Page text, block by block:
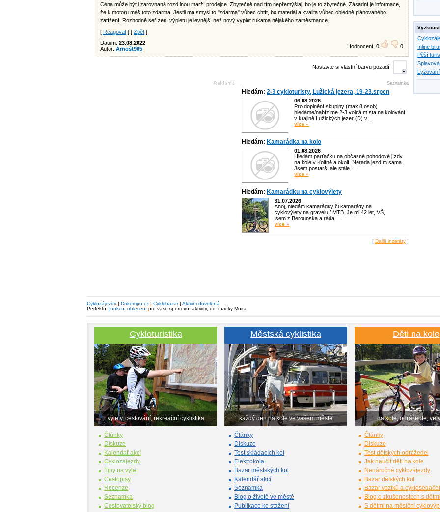
Cena může být i zarovnaná rozdílnou marží prodejce. Zbytečně nad tím nepřemýšlaj, bo je to zbytečné. Zásadní je informace,
že k motoru máš toto zdarma. Jestli má smysl to "zdarma" vůbec chtít, bo materiál a kvalita vůbec ohledně plánovaného
zatížení. Rozhodně seřízení výpletu je levnější než nový výplet rukama nějakého zaměstnance.
[ Reagovat ] [ Zpět ]
Datum: 23.08.2022
Autor: Arnošt905 Hodnocení: 0 0
Nastavte si vlastní barvu pozadí:
Seznamka
Hledám: 2-3 cykloturisty, Lužická jezera, 19-23.srpen
06.08.2026
Pro doplnění skupiny (max.8 osob)
hledáme/nabízíme 2-3 volná místa na kolování
v krajině Lužických jezer (D) v…
více »
Hledám: Kamarádka na kolo
01.08.2026
Hledám parťačku na občasné pohodové jízdy
na kole v Kolíně a okolí. Nerada jezdím sama.
Jsem postarší ale stále…
více »
Hledám: Kamarádku na cyklovýlety
31.07.2026
Ahoj, hledám kamarádky či kamarády na
cyklovýlety na gravelu / MTB. Je mi 42 let, VŠ,
jsem z Berounska a ráda…
více »
[ Další inzeráty ]
Inline
Pěší
Lyžování
Cyklozájezdy | Dokempu.cz | Cyklobazar| Aktivni dovolená
Perfektní funkční oblečení pro vaše sportovní aktivity, od značky Moira.
Cykloturistika
výlety, cestování, rekreační cyklistika
Články
Diskuze
Kalendář akcí
Cyklozájezdy
Tipy na výlet
Cestopisy
Recenze
Seznamka
Cestovatelský blog
Městská cyklistika
každý den na kole ve vašem městě
Články
Diskuze
Test skládacích kol
Elektrokola
Bazar městských kol
Kalendář akcí
Seznamka
Blog o životě ve městě
Publikace ke stažení
Děti na kole
na kole, odrážedle, ve
Články
Diskuze
Test dětských odrážedel
Jak naučit děti na kole
Nenáročné cyklozájezdy
Bazar dětských kol
Bazar vozíků a
Blog o zkušenostech s dětmi
S dětmi na měsíční